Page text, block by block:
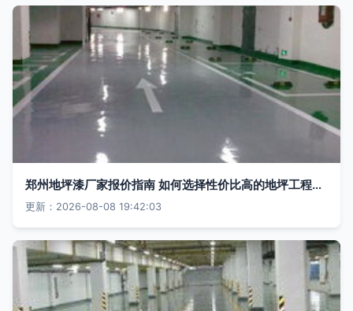
郑州地坪漆厂家报价指南 如何选择性价比高的地坪工程服务？
更新：2026-08-08 19:42:03